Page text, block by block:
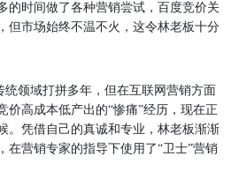
的时间做了各种营销尝试，百度竞价关
但市场始终不温不火，这令林老板十分
领域打拼多年，但在互联网营销方面
价高成本低产出的“惨痛”经历，现在正
。凭借自己的真诚和专业，林老板渐渐
在营销专家的指导下使用了“卫士”营销